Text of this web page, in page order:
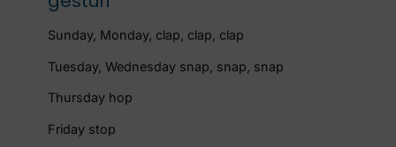
Sunday, Monday, clap, clap, clap
Tuesday, Wednesday snap, snap, snap
Thursday hop
Friday stop